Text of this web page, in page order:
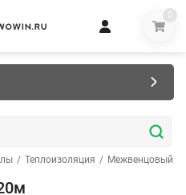
0
/ Теплоизоляция / Межвенцовый